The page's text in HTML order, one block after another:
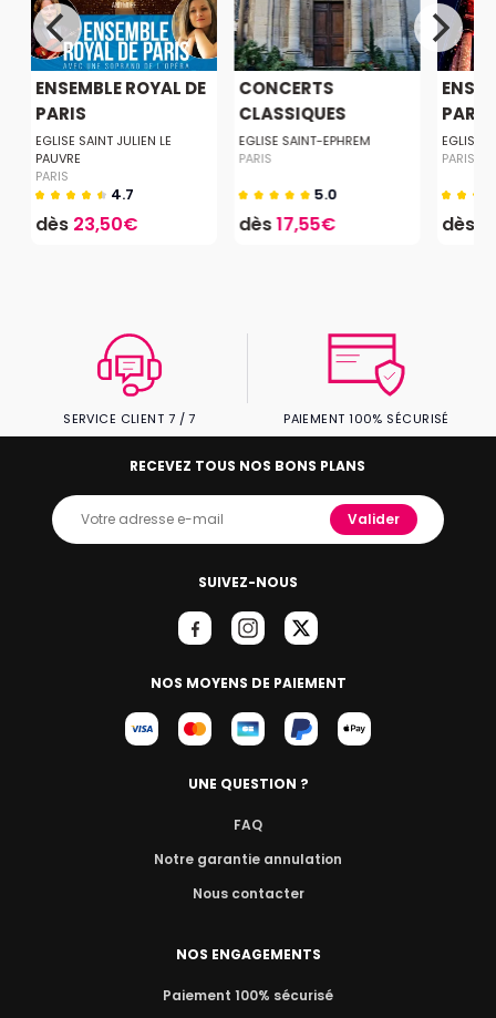
ENSEMBLE ROYAL DE
PARIS
EGLISE SAINT JULIEN LE
PAUVRE
PARIS
4.7
dès 23,50€
CONCERTS
CLASSIQUES
MUSIQUE &...
EGLISE SAINT-EPHREM
PARIS
5.0
dès17,55€
EGLISE
PARIS
dès
SERVICE CLIENT 7 / 7 PAIEMENT 100% SÉCURISÉ
SUIVEZ-NOUS
NOS MOYENS DE PAIEMENT
RECEVEZ TOUS NOS BONS PLANS
Valider
UNE QUESTION ?
FAQ
Notre garantie annulation
Nous contacter
NOS ENGAGEMENTS
Paiement 100% sécurisé